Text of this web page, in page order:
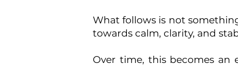
What follows is not
towards calm, clarity, and
Over time, this becomes an